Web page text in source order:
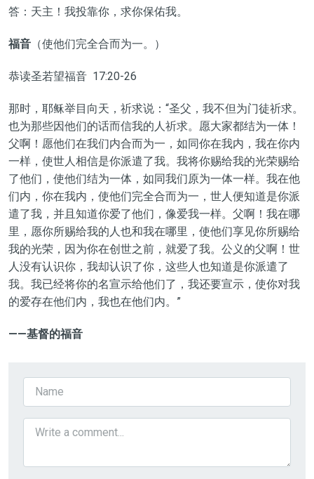
答：天主！我投靠你，求你保佑我。
福音（使他们完全合而为一。）
恭读圣若望福音 17:20-26
那时，耶稣举目向天，祈求说：“圣父，我不但为门徒祈求。
也为那些因他们的话而信我的人祈求。愿大家都结为一体！
父啊！愿他们在我们内合而为一，如同你在我内，我在你内
一样，使世人相信是你派遣了我。我将你赐给我的光荣赐给
了他们，使他们结为一体，如同我们原为一体一样。我在他
们内，你在我内，使他们完全合而为一，世人便知道是你派
遣了我，并且知道你爱了他们，像爱我一样。父啊！我在哪
里，愿你所赐给我的人也和我在哪里，使他们享见你所赐给
我的光荣，因为你在创世之前，就爱了我。公义的父啊！世
人没有认识你，我却认识了你，这些人也知道是你派遣了
我。我已经将你的名宣示给他们了，我还要宣示，使你对我
的爱存在他们内，我也在他们内。”
——基督的福音